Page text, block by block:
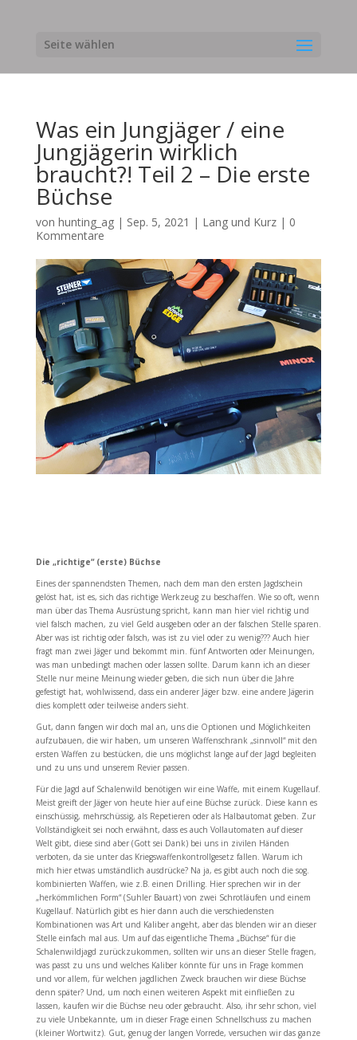
Seite wählen
Was ein Jungjäger / eine
Jungjägerin wirklich
braucht?! Teil 2 – Die erste
Büchse
von hunting_ag| Sep. 5, 2021 | Lang und Kurz| 0
Kommentare
Die „richtige“ (erste) Büchse
Eines der spannendsten Themen, nach dem man den ersten Jagdschein
gelöst hat, ist es, sich das richtige Werkzeug zu beschaffen. Wie so oft, wenn
man über das Thema Ausrüstung spricht, kann man hier viel richtig und
viel falsch machen, zu viel Geld ausgeben oder an der falschen Stelle sparen.
Aber was ist richtig oder falsch, was ist zu viel oder zu wenig??? Auch hier
fragt man zwei Jäger und bekommt min. fünf Antworten oder Meinungen,
was man unbedingt machen oder lassen sollte. Darum kann ich an dieser
Stelle nur meine Meinung wieder geben, die sich nun über die Jahre
gefestigt hat, wohlwissend, dass ein anderer Jäger bzw. eine andere Jägerin
dies komplett oder teilweise anders sieht.
Gut, dann fangen wir doch mal an, uns die Optionen und Möglichkeiten
aufzubauen, die wir haben, um unseren Waffenschrank „sinnvoll“ mit den
ersten Waffen zu bestücken, die uns möglichst lange auf der Jagd begleiten
und zu uns und unserem Revier passen.
Für die Jagd auf Schalenwild benötigen wir eine Waffe, mit einem Kugellauf.
Meist greift der Jäger von heute hier auf eine Büchse zurück. Diese kann es
einschüssig, mehrschüssig, als Repetieren oder als Halbautomat geben. Zur
Vollständigkeit sei noch erwähnt, dass es auch Vollautomaten auf dieser
Welt gibt, diese sind aber (Gott sei Dank) bei uns in zivilen Händen
verboten, da sie unter das Kriegswaffenkontrollgesetz fallen. Warum ich
mich hier etwas umständlich ausdrücke? Na ja, es gibt auch noch die sog.
kombinierten Waffen, wie z.B. einen Drilling. Hier sprechen wir in der
„herkömmlichen Form“ (Suhler Bauart) von zwei Schrotläufen und einem
Kugellauf. Natürlich gibt es hier dann auch die verschiedensten
Kombinationen was Art und Kaliber angeht, aber das blenden wir an dieser
Stelle einfach mal aus. Um auf das eigentliche Thema „Büchse“ für die
Schalenwildjagd zurückzukommen, sollten wir uns an dieser Stelle fragen,
was passt zu uns und welches Kaliber könnte für uns in Frage kommen
und vor allem, für welchen jagdlichen Zweck brauchen wir diese Büchse
denn später? Und, um noch einen weiteren Aspekt mit einfließen zu
lassen, kaufen wir die Büchse neu oder gebraucht. Also, ihr sehr schon, viel
zu viele Unbekannte, um in dieser Frage einen Schnellschuss zu machen
(kleiner Wortwitz). Gut, genug der langen Vorrede, versuchen wir das ganze